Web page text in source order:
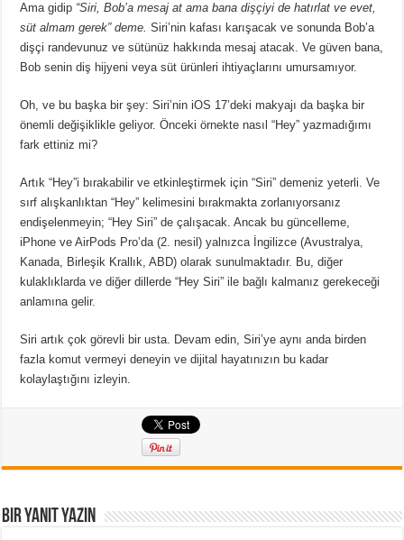
Ama gidip “Siri, Bob’a mesaj at ama bana dişçiyi de hatırlat ve evet,
süt almam gerek” deme.Siri’nin kafası karışacak ve sonunda Bob’a
dişçi randevunuz ve sütünüz hakkında mesaj atacak.Ve güven bana,
Bob senin diş hijyeni veya süt ürünleri ihtiyaçlarını umursamıyor.
Oh, ve bu başka bir şey: Siri’nin iOS 17’deki makyajı da başka bir
önemli değişiklikle geliyor.Önceki örnekte nasıl “Hey” yazmadığımı
fark ettiniz mi?
Artık “Hey”i bırakabilir ve etkinleştirmek için “Siri” demeniz yeterli.Ve
sırf alışkanlıktan “Hey” kelimesini bırakmakta zorlanıyorsanız
endişelenmeyin;“Hey Siri” de çalışacak.Ancak bu güncelleme,
iPhone ve AirPods Pro’da (2. nesil) yalnızca İngilizce (Avustralya,
Kanada, Birleşik Krallık, ABD) olarak sunulmaktadır. Bu, diğer
kulaklıklarda ve diğer dillerde “Hey Siri” ile bağlı kalmanız gerekeceği
anlamına gelir.
Siri artık çok görevli bir usta. Devam edin, Siri’ye aynı anda birden
fazla komut vermeyi deneyin ve dijital hayatınızın bu kadar
kolaylaştığını izleyin.
Bir yanıt yazın